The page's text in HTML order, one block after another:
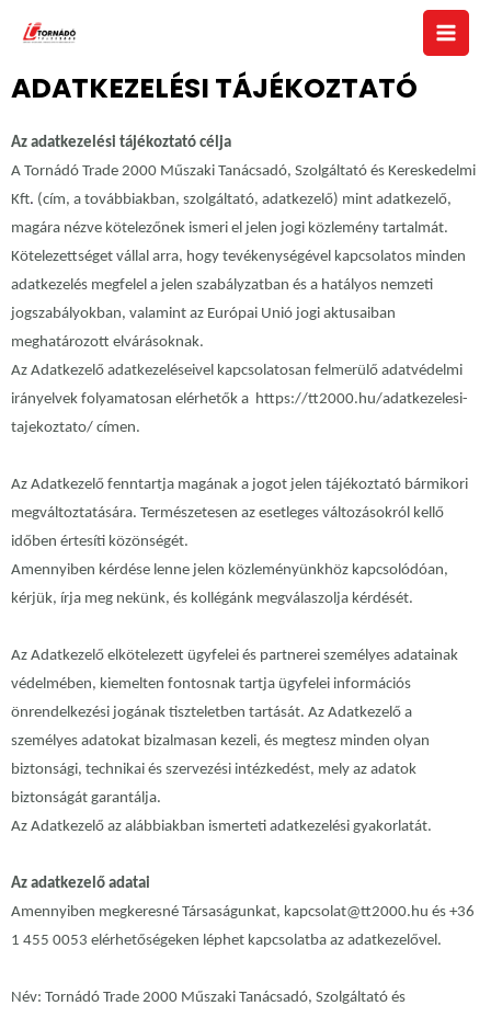
ADATKEZELÉSI TÁJÉKOZTATÓ
Az adatkezelési tájékoztató célja
A Tornádó Trade 2000 Műszaki Tanácsadó, Szolgáltató és Kereskedelmi
Kft. (cím, a továbbiakban, szolgáltató, adatkezelő) mint adatkezelő,
magára nézve kötelezőnek ismeri el jelen jogi közlemény tartalmát.
Kötelezettséget vállal arra, hogy tevékenységével kapcsolatos minden
adatkezelés megfelel a jelen szabályzatban és a hatályos nemzeti
jogszabályokban, valamint az Európai Unió jogi aktusaiban
meghatározott elvárásoknak.
Az Adatkezelő adatkezeléseivel kapcsolatosan felmerülő adatvédelmi
irányelvek folyamatosan elérhetők a https://tt2000.hu/adatkezelesi-
tajekoztato/ címen.
Az Adatkezelő fenntartja magának a jogot jelen tájékoztató bármikori
megváltoztatására. Természetesen az esetleges változásokról kellő
időben értesíti közönségét.
Amennyiben kérdése lenne jelen közleményünkhöz kapcsolódóan,
kérjük, írja meg nekünk, és kollégánk megválaszolja kérdését.
Az Adatkezelő elkötelezett ügyfelei és partnerei személyes adatainak
védelmében, kiemelten fontosnak tartja ügyfelei információs
önrendelkezési jogának tiszteletben tartását. Az Adatkezelő a
személyes adatokat bizalmasan kezeli, és megtesz minden olyan
biztonsági, technikai és szervezési intézkedést, mely az adatok
biztonságát garantálja.
Az Adatkezelő az alábbiakban ismerteti adatkezelési gyakorlatát.
Az adatkezelő adatai
Amennyiben megkeresné Társaságunkat, kapcsolat@tt2000.hu és +36
1 455 0053 elérhetőségeken léphet kapcsolatba az adatkezelővel.
Név: Tornádó Trade 2000 Műszaki Tanácsadó, Szolgáltató és